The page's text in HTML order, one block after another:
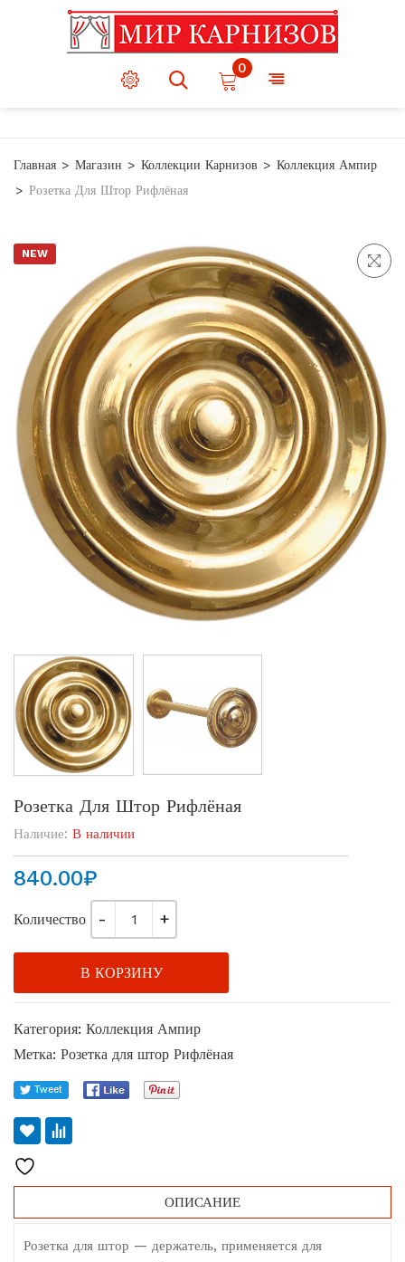
0
Главная Магазин Коллекции Карнизов
Коллекция Ампир
Розетка Для Штор Рифлёная
Розетка Для Штор Рифлёная
Наличие: В наличии
840.00₽
Количество
В КОРЗИНУ
Категория: Коллекция Ампир
Метка: Розетка для штор Рифлёная
NEW
ОПИСАНИЕ
Розетка для штор — держатель, применяется для